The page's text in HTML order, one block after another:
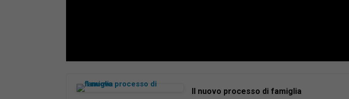
Il nuovo processo di famiglia